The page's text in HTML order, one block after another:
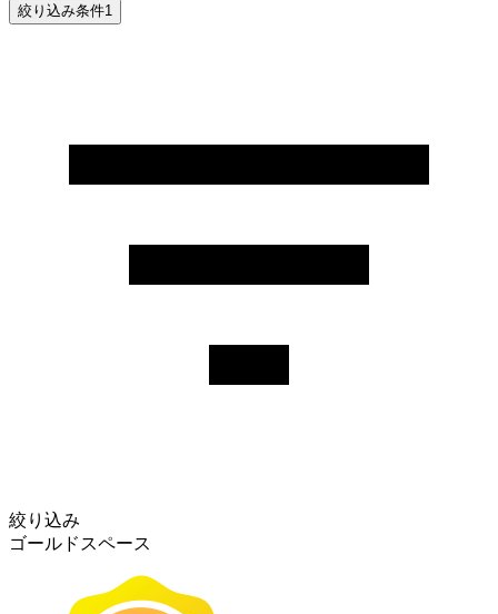
絞り込み条件1
絞り込み
ゴールドスペース